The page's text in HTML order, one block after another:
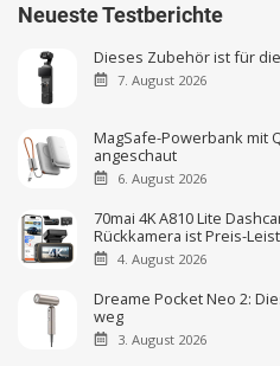
Neueste Testberichte
Dieses Zubehör ist für
7. August 2026
MagSafe-Powerbank mit
angeschaut
6. August 2026
70mai 4K A810 Lite
Rückkamera ist Preis-
4. August 2026
Dreame Pocket Neo 2:
weg
3. August 2026